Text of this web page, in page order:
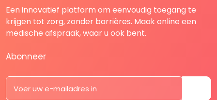
Een innovatief platform om eenvoudig toegang te
krijgen tot zorg, zonder barrières. Maak online een
medische afspraak, waar u ook bent.
Abonneer